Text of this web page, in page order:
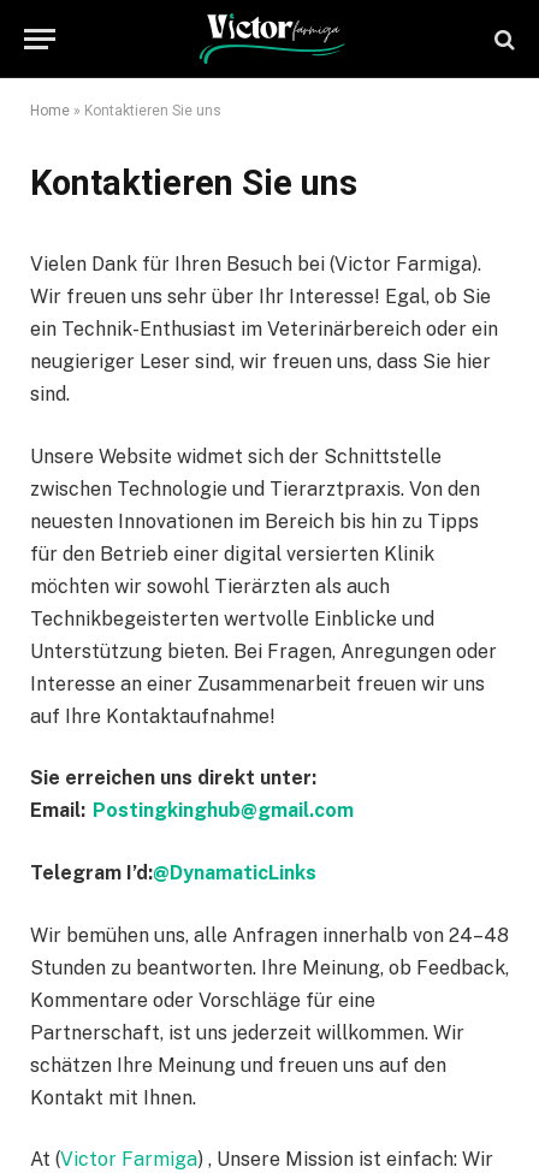
Home » Kontaktieren Sie uns
Kontaktieren Sie uns
Vielen Dank für Ihren Besuch bei (Victor Farmiga).
Wir freuen uns sehr über Ihr Interesse! Egal, ob Sie
ein Technik-Enthusiast im Veterinärbereich oder ein
neugieriger Leser sind, wir freuen uns, dass Sie hier
sind.
Unsere Website widmet sich der Schnittstelle
zwischen Technologie und Tierarztpraxis. Von den
neuesten Innovationen im Bereich bis hin zu Tipps
für den Betrieb einer digital versierten Klinik
möchten wir sowohl Tierärzten als auch
Technikbegeisterten wertvolle Einblicke und
Unterstützung bieten. Bei Fragen, Anregungen oder
Interesse an einer Zusammenarbeit freuen wir uns
auf Ihre Kontaktaufnahme!
Sie erreichen uns direkt unter:
Email: Postingkinghub@gmail.com
Telegram I’d:@DynamaticLinks
Wir bemühen uns, alle Anfragen innerhalb von 24–48
Stunden zu beantworten. Ihre Meinung, ob Feedback,
Kommentare oder Vorschläge für eine
Partnerschaft, ist uns jederzeit willkommen. Wir
schätzen Ihre Meinung und freuen uns auf den
Kontakt mit Ihnen.
At (Victor Farmiga) , Unsere Mission ist einfach: Wir